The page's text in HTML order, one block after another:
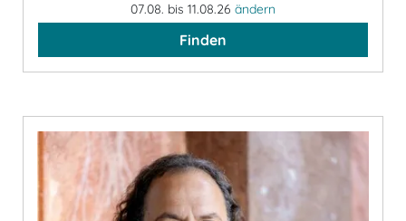
07.08. bis 11.08.26 ändern
Finden